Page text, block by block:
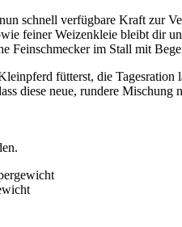
schnell verfügbare Kraft zur
feiner Weizenkleie bleibt dir
Feinschmecker im Stall mit
fütterst, die
diese neue, rundere